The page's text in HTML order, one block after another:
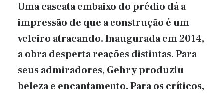
Uma cascata embaixo do prédio dá a
impressão de que a construção é um
veleiro atracando. Inaugurada em 2014,
a obra desperta reações distintas. Para
seus admiradores, Gehry produziu
beleza e encantamento. Para os críticos,